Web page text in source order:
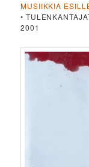
MUSIIKKIA
•
2001